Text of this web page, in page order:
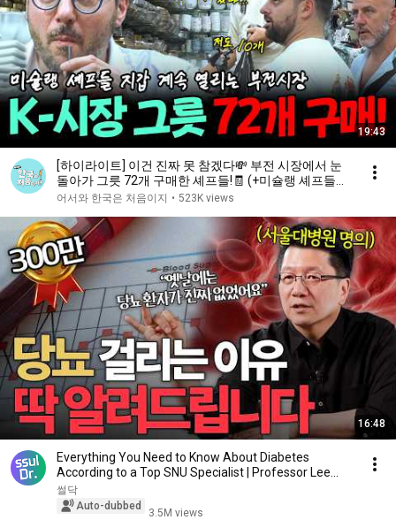
19:43
[하이라이트] 이건 진짜 못 참겠다💸 부전 시장에서 눈
돌아가 그릇 72개 구매한 셰프들!🧾 (+미슐랭 셰프들의
김밥 첫 경험) | #어서와한국은처음이지 | EP.439
어서와 한국은 처음이지 • 523K views
16:48
Everything You Need to Know About Diabetes
According to a Top SNU Specialist | Professor Lee
Seun...
썰닥
Auto-dubbed
3.5M views